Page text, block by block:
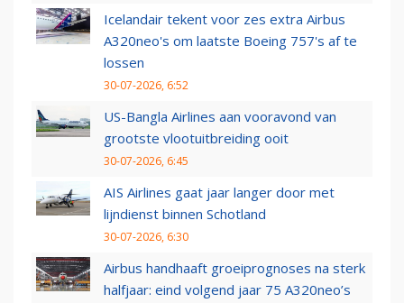
Icelandair tekent voor zes extra Airbus
A320neo's om laatste Boeing 757's af te
lossen
30-07-2026, 6:52
US-Bangla Airlines aan vooravond van
grootste vlootuitbreiding ooit
30-07-2026, 6:45
AIS Airlines gaat jaar langer door met
lijndienst binnen Schotland
30-07-2026, 6:30
Airbus handhaaft groeiprognoses na sterk
halfjaar: eind volgend jaar 75 A320neo’s